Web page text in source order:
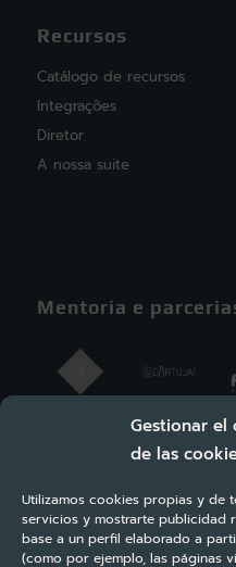
Gestionar el
de las
Utilizamos cookies propias y de
servicios y mostrarte publicidad
base a un perfil elaborado a
(como por ejemplo, las páginas
Recursos
Catálogo de recursos
Integrações
Diretor
A nossa suite
Mentoria e